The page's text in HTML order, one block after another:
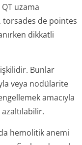
uzama
torsades de pointes
dikkatli
Bunlar
veya nodülarite
amacıyla
hemolitik anemi